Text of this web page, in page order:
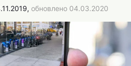
обновлено 04.03.2020